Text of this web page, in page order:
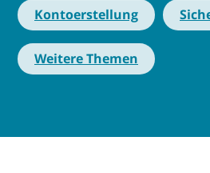
Kontoerstellung
Weitere Themen